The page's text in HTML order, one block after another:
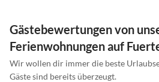
Gästebewertungen von
Ferienwohnungen auf
Wir wollen dir immer die beste
Gäste sind bereits überzeugt.